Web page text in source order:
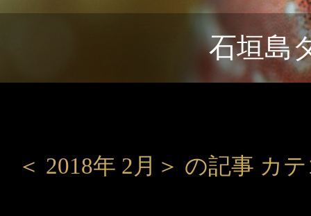
石垣島
＜ 2018年 2月＞ の記事 カ